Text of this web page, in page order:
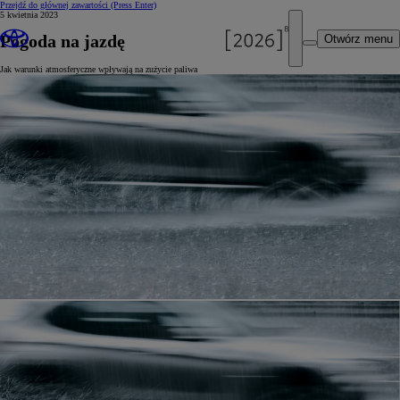
Przejdź do głównej zawartości (Press Enter)
Otwórz menu
5 kwietnia 2023
Pogoda na jazdę
Jak warunki atmosferyczne wpływają na zużycie paliwa